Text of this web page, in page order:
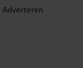
Adverteren